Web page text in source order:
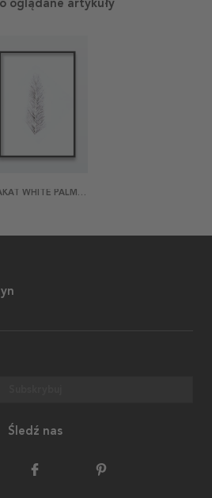
oglądane artykuły
PLAKAT WHITE PALM LEAF
Śledź nas